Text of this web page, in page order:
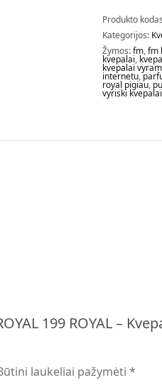
Produkto
Kategorijos:
Žymos:fm,fm
kvepalai,
kvepalai
internetu,
royal pigiau,
vyriski
199 ROYAL –
laukeliai pažymėti*